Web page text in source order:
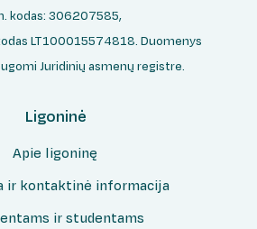
kodas: 306207585,
LT100015574818. Duomenys
Juridinių asmenų registre.
Ligoninė
Apie ligoninę
ir kontaktinė informacija
ir studentams